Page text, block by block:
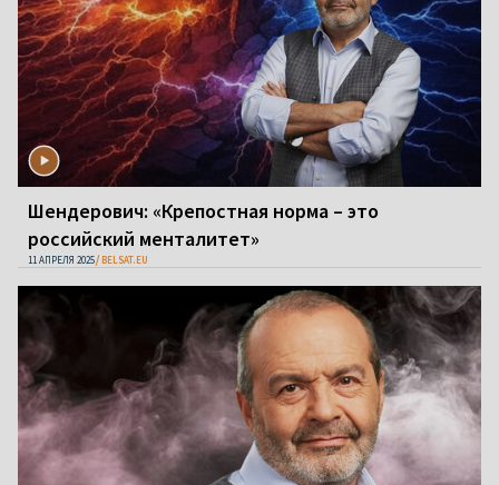
Шендерович: «Крепостная норма – это
российский менталитет»
11 АПРЕЛЯ 2025 BELSAT.EU